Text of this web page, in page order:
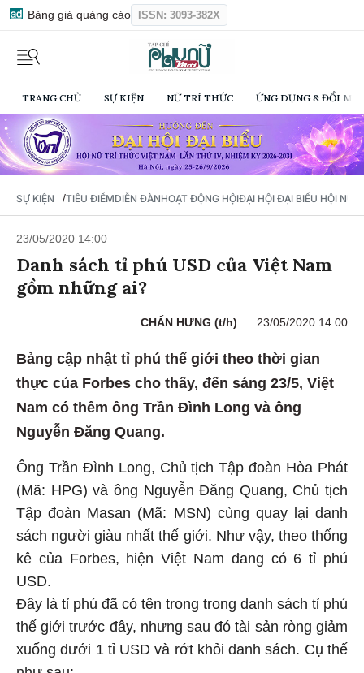
Bảng giá quảng cáo ISSN: 3093-382X
TRANG CHỦ SỰ KIỆN NỮ TRÍ THỨC ỨNG DỤNG & ĐỔI
SỰ KIỆN /TIÊU ĐIỂMDIỄN ĐÀNHOẠT ĐỘNG HỘIĐẠI HỘI ĐẠI BIỂU HỘI NỮ
23/05/2020 14:00
Danh sách tỉ phú USD của Việt Nam
gồm những ai?
CHẤN HƯNG (t/h) 23/05/2020 14:00
Bảng cập nhật tỉ phú thế giới theo thời gian
thực của Forbes cho thấy, đến sáng 23/5, Việt
Nam có thêm ông Trần Đình Long và ông
Nguyễn Đăng Quang.
Ông Trần Đình Long, Chủ tịch Tập đoàn Hòa Phát
(Mã: HPG) và ông Nguyễn Đăng Quang, Chủ tịch
Tập đoàn Masan (Mã: MSN) cùng quay lại danh
sách người giàu nhất thế giới. Như vậy, theo thống
kê của Forbes, hiện Việt Nam đang có 6 tỉ phú
USD.
Đây là tỉ phú đã có tên trong trong danh sách tỉ phú
thế giới trước đây, nhưng sau đó tài sản ròng giảm
xuống dưới 1 tỉ USD và rớt khỏi danh sách. Cụ thế